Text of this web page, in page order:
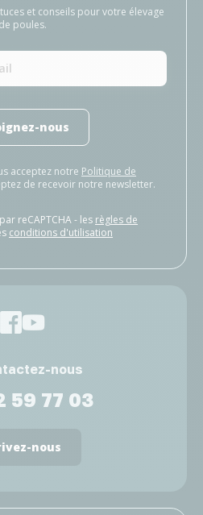
et conseils pour votre élevage
de poules.
nous
acceptez notre Politique de
de recevoir notre newsletter.
reCAPTCHA - les règles de
conditions d'utilisation
nous
59 77 03
nous